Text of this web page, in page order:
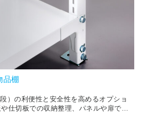
棚
）の利便性と安全性を高めるオプショ
仕切板での収納整理、パネルや扉での